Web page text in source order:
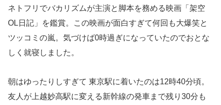
ネトフリでバカリズムが主演と脚本を務める映画「架空
OL日記」を鑑賞。この映画が面白すぎて何回も大爆笑と
ツッコミの嵐。気づけば0時過ぎになっていたのでおとな
しく就寝しました。
朝はゆったりしすぎて 東京駅に着いたのは12時40分頃。
友人が上越妙高駅に変える新幹線の発車まで残り30分も